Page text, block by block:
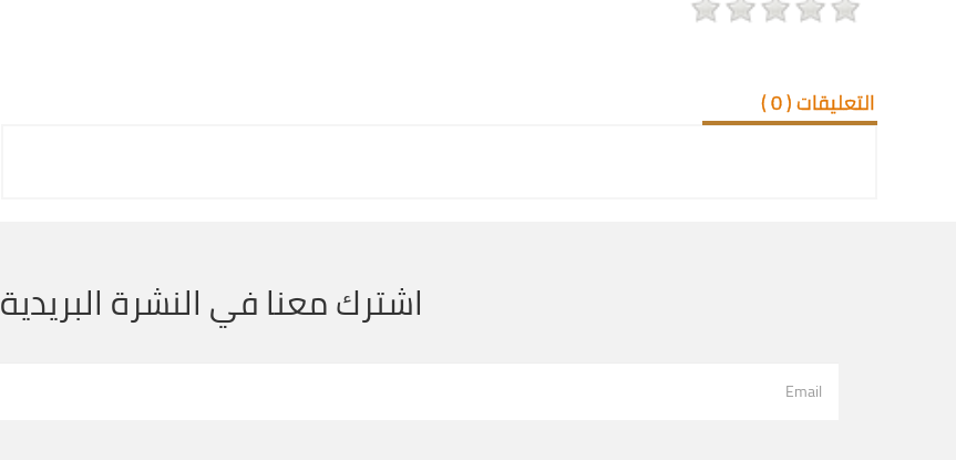
التعليقات (0
)
اشترك معنا في النشرة البريدية